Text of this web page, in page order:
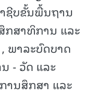
ຊີບຂັ້ນພື້ນຖານ
ກສາທິການ ແລະ
ພາລະບົດບາດ
- ວັດ ແລະ
ານສຶກສາ ແລະ